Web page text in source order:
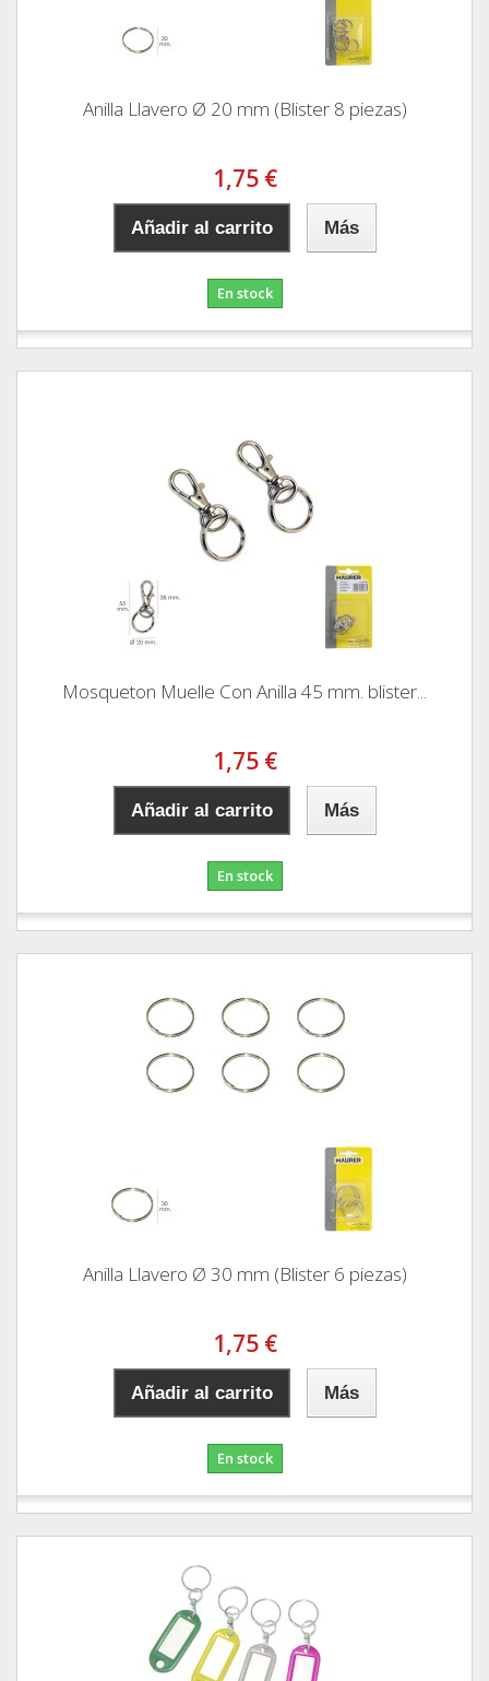
Anilla Llavero Ø 20 mm (Blister 8 piezas)
1,75 €
Añadir al carrito Más
En stock
Mosqueton Muelle Con Anilla 45 mm. blister...
1,75 €
Añadir al carrito Más
En stock
Anilla Llavero Ø 30 mm (Blister 6 piezas)
1,75 €
Añadir al carrito Más
En stock